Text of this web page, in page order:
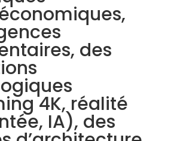
des
4K, réalité
IA), des